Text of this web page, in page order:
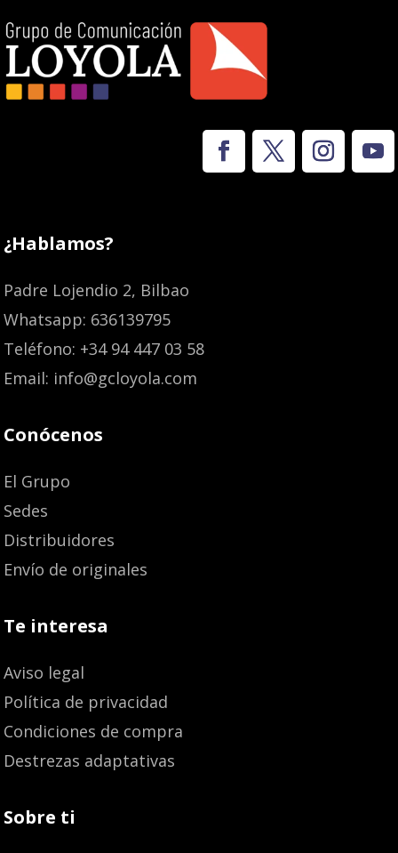
¿Hablamos?
Padre Lojendio 2, Bilbao
Whatsapp: 636139795
Teléfono: +34 94 447 03 58
Email: info@gcloyola.com
Conócenos
El Grupo
Sedes
Distribuidores
Envío de originales
Te interesa
Aviso legal
Política de privacidad
Condiciones de compra
Destrezas adaptativas
Sobre ti